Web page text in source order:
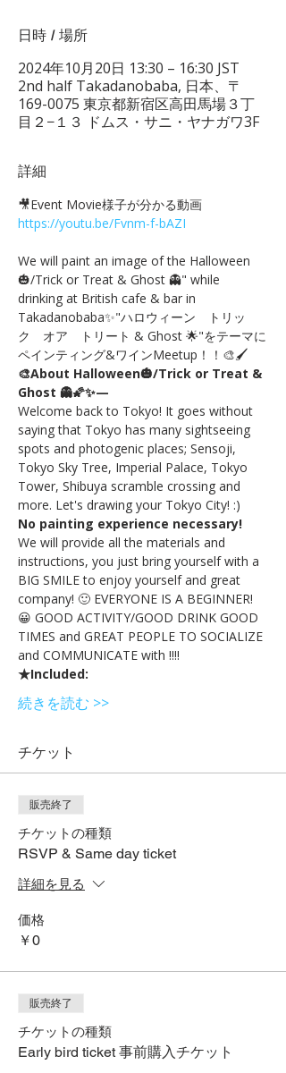
日時 / 場所
2024年10月20日 13:30 – 16:30 JST
2nd half Takadanobaba, 日本、〒
169-0075 東京都新宿区高田馬場３丁
目２−１３ ドムス・サニ・ヤナガワ3F
詳細
🎥Event Movie様子が分かる動画
https://youtu.be/Fvnm-f-bAZI
We will paint an image of the Halloween
🎃/Trick or Treat & Ghost 👻" while
drinking at British cafe & bar in
Takadanobaba✨"ハロウィーン　トリッ
ク　オア　トリート & Ghost 🌟"をテーマに
ペインティング&ワインMeetup！！🎨🖌
🎨About Halloween🎃/Trick or Treat &
Ghost 👻🌠✨—
Welcome back to Tokyo! It goes without
saying that Tokyo has many sightseeing
spots and photogenic places; Sensoji,
Tokyo Sky Tree, Imperial Palace, Tokyo
Tower, Shibuya scramble crossing and
more. Let's drawing your Tokyo City! :)
No painting experience necessary!
We will provide all the materials and
instructions, you just bring yourself with a
BIG SMILE to enjoy yourself and great
company! 🙂 EVERYONE IS A BEGINNER!
😀 GOOD ACTIVITY/GOOD DRINK GOOD
TIMES and GREAT PEOPLE TO SOCIALIZE
and COMMUNICATE with !!!!
★Included:
続きを読む >>
チケット
販売終了
チケットの種類
RSVP & Same day ticket
詳細を見る
価格
￥0
販売終了
チケットの種類
Early bird ticket 事前購入チケット